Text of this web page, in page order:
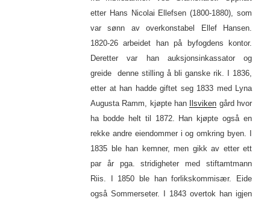
etter Hans Nicolai Ellefsen (1800-1880), som
var sønn av overkonstabel Ellef Hansen.
1820-26 arbeidet han på byfogdens kontor.
Deretter var han auksjonsinkassator og
greide denne stilling å bli ganske rik. I 1836,
etter at han hadde giftet seg 1833 med Lyna
Augusta Ramm, kjøpte han Ilsviken gård hvor
ha bodde helt til 1872. Han kjøpte også en
rekke andre eiendommer i og omkring byen. I
1835 ble han kemner, men gikk av etter ett
par år pga. stridigheter med stiftamtmann
Riis. I 1850 ble han forlikskommisær. Eide
også Sommerseter. I 1843 overtok han igjen